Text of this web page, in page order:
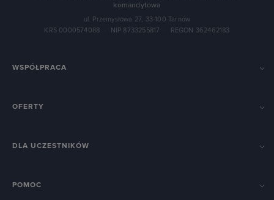
komandytowa
ul. Przemysłowa 27, 33-100 Tarnów
KRS 0000574088
NIP 8733255817 REGON 362462183
WSPÓŁPRACA
OFERTY
DLA UCZESTNIKÓW
POMOC